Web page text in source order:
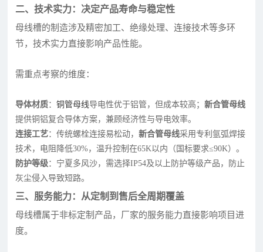
二、技术实力：决定产品寿命与稳定性
母线槽的制造涉及精密加工、绝缘处理、连接技术等多环
节，技术实力直接影响产品性能。
需重点考察的维度：
导体材质：铜管母线导电性优于铝管，但成本较高；新合管母线
提供铜铝复合导体方案，兼顾经济性与导电效率。
连接工艺：传统螺栓连接易松动，新合管母线采用专利氩弧焊接
技术，电阻降低30%，温升控制在65K以内（国标要求≤90K）。
防护等级：宁夏多风沙，需选择IP54及以上防护等级产品，防止
灰尘侵入导致短路。
三、服务能力：从定制到售后全周期覆盖
母线槽属于非标定制产品，厂家的服务能力直接影响项目进
度。